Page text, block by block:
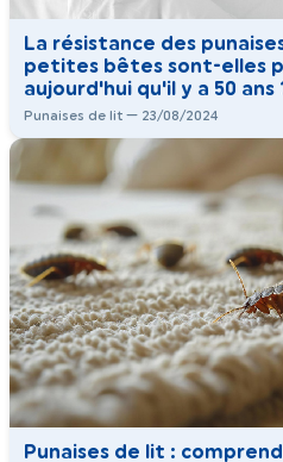
La résistance des
petites bêtes sont-elles
aujourd'hui qu'il y a 50 ans
Punaises de lit — 23/08/2024
Punaises de lit :